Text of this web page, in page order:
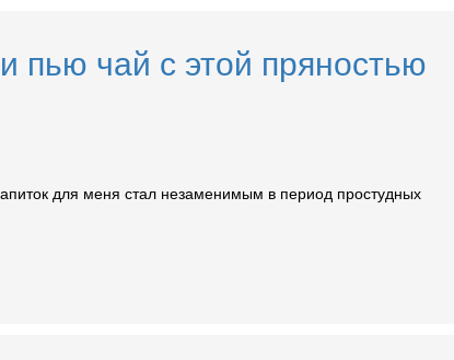
пью чай с этой пряностью
для меня стал незаменимым в период простудных